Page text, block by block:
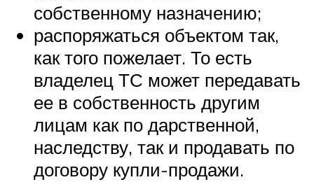
собственному назначению;
распоряжаться объектом так,
как того пожелает. То есть
владелец ТС может передавать
ее в собственность другим
лицам как по дарственной,
наследству, так и продавать по
договору купли-продажи.